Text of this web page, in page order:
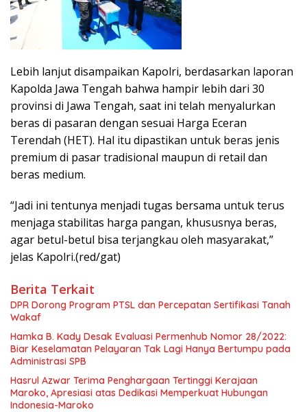
Lebih lanjut disampaikan Kapolri, berdasarkan laporan
Kapolda Jawa Tengah bahwa hampir lebih dari 30
provinsi di Jawa Tengah, saat ini telah menyalurkan
beras di pasaran dengan sesuai Harga Eceran
Terendah (HET). Hal itu dipastikan untuk beras jenis
premium di pasar tradisional maupun di retail dan
beras medium.
“Jadi ini tentunya menjadi tugas bersama untuk terus
menjaga stabilitas harga pangan, khususnya beras,
agar betul-betul bisa terjangkau oleh masyarakat,”
jelas Kapolri.(red/gat)
Berita Terkait
DPR Dorong Program PTSL dan Percepatan Sertifikasi Tanah
Wakaf
Hamka B. Kady Desak Evaluasi Permenhub Nomor 28/2022:
Biar Keselamatan Pelayaran Tak Lagi Hanya Bertumpu pada
Administrasi SPB
Hasrul Azwar Terima Penghargaan Tertinggi Kerajaan
Maroko, Apresiasi atas Dedikasi Memperkuat Hubungan
Indonesia-Maroko